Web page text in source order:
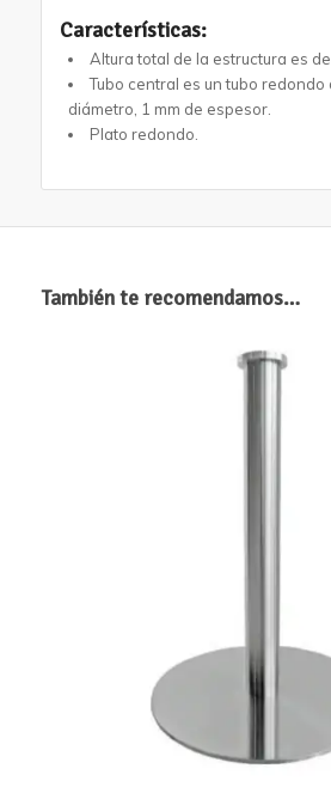
Características:
Altura total de la estructura es de
Tubo central es un tubo redondo
diámetro, 1 mm de espesor.
Plato redondo.
También te recomendamos…